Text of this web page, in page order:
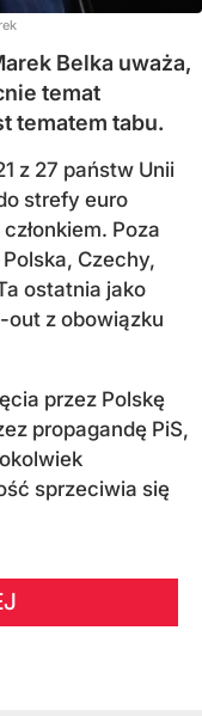
Belka uważa,
temat
tematem tabu.
z 27 państw Unii
strefy euro
Poza
Polska, Czechy,
ostatnia jako
z obowiązku
przez Polskę
propagandę PiS,
sprzeciwia się